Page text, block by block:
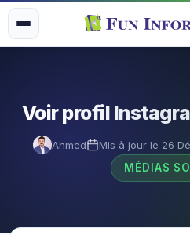
Voir profil
Ahmed Mis à jour le 26
MÉDIAS